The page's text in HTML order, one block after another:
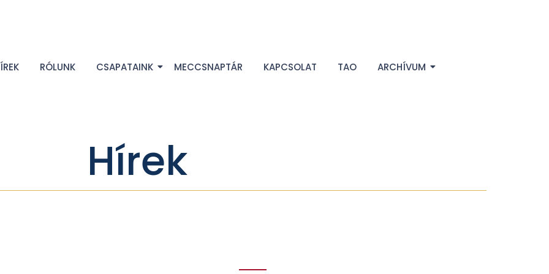
RÓLUNK CSAPATAINK MECCSNAPTÁR KAPCSOLAT TAO ARCHÍVUM
Hírek